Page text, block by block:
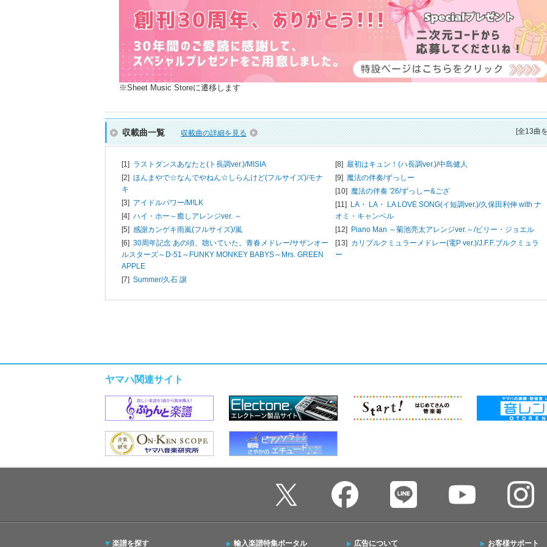
※Sheet Music Storeに遷移します
収載曲一覧 収載曲の詳細を見る [全13曲
[1] ラストダンスあなたと(ト長調ver.)/MISIA
[2] ほんまやで☆なんでやねん☆しらんけど(フルサイズ)/モナ
キ
[3] アイドルパワー/M!LK
[4] ハイ・ホー～癒しアレンジver. ～
[5] 感謝カンゲキ雨嵐(フルサイズ)/嵐
[6] 30周年記念 あの頃、聴いていた。青春メドレー/サザンオー
ルスターズ～D-51～FUNKY MONKEY BABYS～Mrs. GREEN
APPLE
[7] Summer/久石 譲
[8] 最初はキュン！(ハ長調ver.)/中島健人
[9] 魔法の伴奏/ずっしー
[10] 魔法の伴奏 '26/ずっしー&ござ
[11]
LA・ LA・ LA LOVE SONG(イ短調ver.)/久保田利伸 with ナ
オミ・キャンベル
[12]
Piano Man ～菊池亮太アレンジver.～/ビリー・ジョエル
[13] カリブルクミュラーメドレー(電P ver.)/J.F.F.ブルクミュラ
ー
ヤマハ関連サイト
楽譜を探す 輸入楽譜特集ポータル 広告について お客様サポート